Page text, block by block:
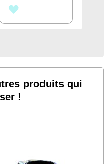
À
D’ENVIE
produits qui
!